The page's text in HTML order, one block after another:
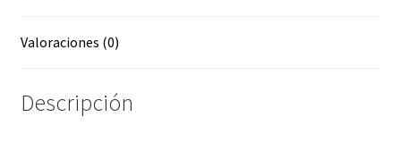
Valoraciones (0)
Descripción